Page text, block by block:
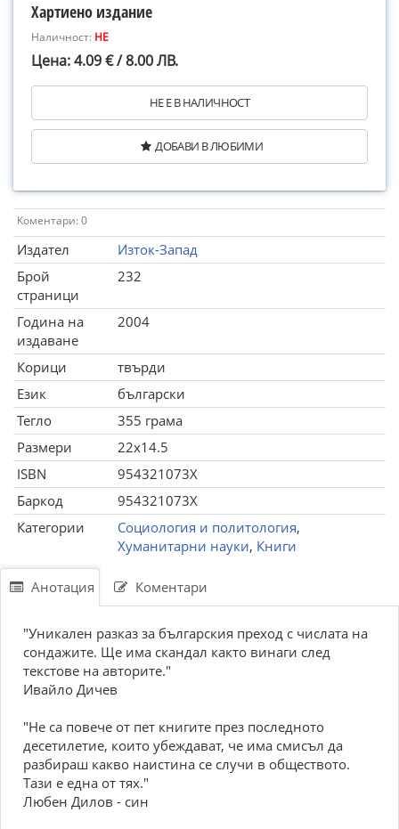
Хартиено издание
Наличност: НЕ
Цена: 4.09 € / 8.00 ЛВ.
НЕ Е В НАЛИЧНОСТ
ДОБАВИ В ЛЮБИМИ
Коментари: 0
Издател
Изток-Запад
Брой
страници
232
Година на
издаване
2004
Корици
твърди
Език
български
Тегло
355 грама
Размери
22x14.5
ISBN
954321073X
Баркод
954321073X
Категории
Социология и политология,
Хуманитарни науки, Книги
Анотация Коментари
"Уникален разказ за българския преход с числата на
сондажите. Ще има скандал както винаги след
текстове на авторите."
Ивайло Дичев
"Не са повече от пет книгите през последното
десетилетие, които убеждават, че има смисъл да
разбираш какво наистина се случи в обществото.
Тази е една от тях."
Любен Дилов - син